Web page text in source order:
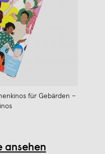
für Gebärden –
ansehen